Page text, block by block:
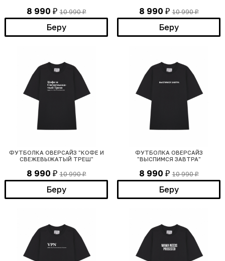
8 990 ₽ 10 990₽
Беру
8 990 ₽ 10 990₽
Беру
ФУТБОЛКА ОВЕРСАЙЗ "КОФЕ И
СВЕЖЕВЫЖАТЫЙ ТРЕШ"
8 990 ₽ 10 990₽
Беру
ФУТБОЛКА ОВЕРСАЙЗ
"ВЫСПИМСЯ ЗАВТРА"
8 990 ₽ 10 990₽
Беру